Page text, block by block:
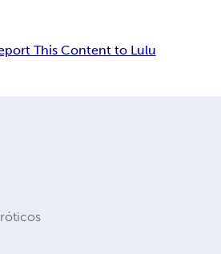
This Content to Lulu